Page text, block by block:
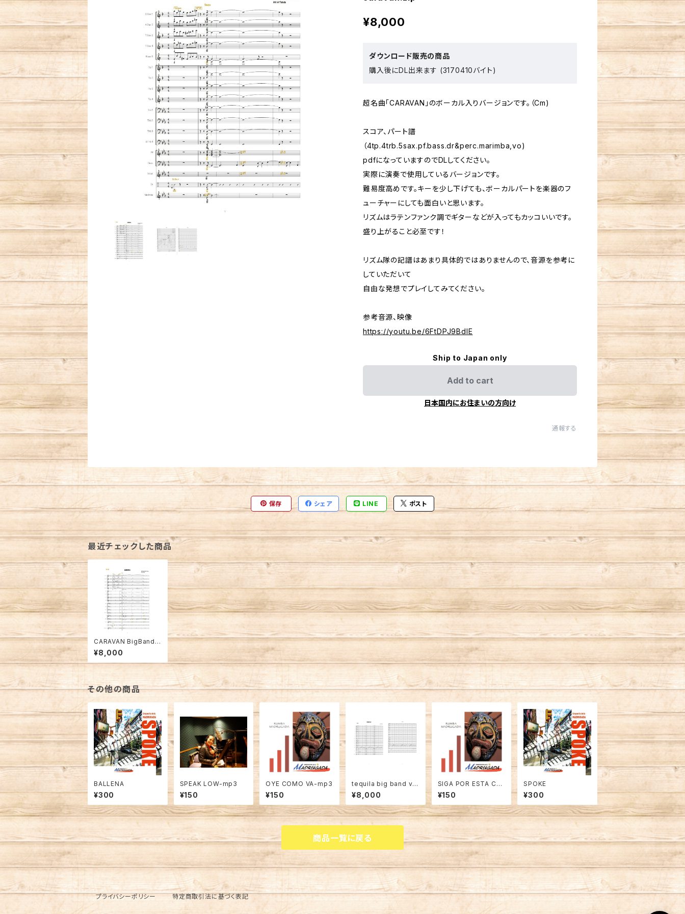
¥8,000
ダウンロード販売の商品
購入後にDL出来ます (3170410バイト)
超名曲「CARAVAN」のボーカル入りバージョンです。（Cm)
スコア、パート譜
（4tp.4trb.5sax.pf.bass.dr&perc.marimba,vo)
pdfになっていますのでDLしてください。
実際に演奏で使用しているバージョンです。
難易度高めです。キーを少し下げても、ボーカルパートを楽器のフ
ューチャーにしても面白いと思います。
リズムはラテンファンク調でギターなどが入ってもカッコいいです。
盛り上がること必至です！
リズム隊の記譜はあまり具体的ではありませんので、音源を参考に
していただいて
自由な発想でプレイしてみてください。
参考音源、映像
https://youtu.be/6FtDPJ9BdlE
Ship to Japan only
Add to cart
日本国内にお住まいの方向け
通報する
保存 シェア LINE ポスト
最近チェックした商品
CARAVAN BigBand +
Vocal ver. Full Scor
e
¥8,000
その他の商品
BALLENA
¥300
SPEAK LOW-mp3
¥150
OYE COMO VA-mp3
¥150
tequila big band ve
r.
¥8,000
SIGA POR ESTA CAL
LE「この道を行く」-mp
3
¥150
SPOKE
¥300
商品一覧に戻る
プライバシーポリシー 特定商取引法に基づく表記